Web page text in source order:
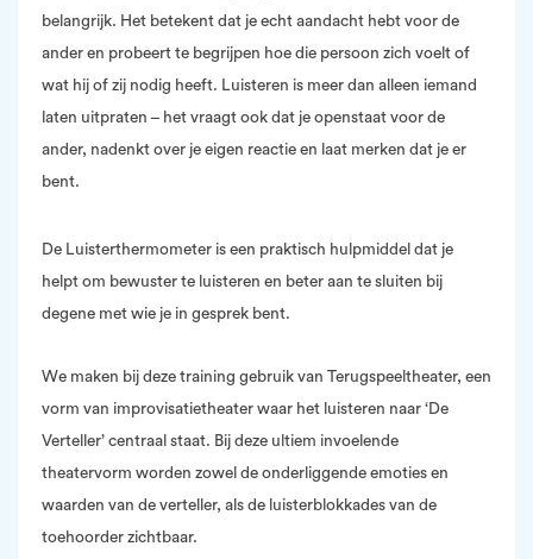
belangrijk. Het betekent dat je echt aandacht hebt voor de
ander en probeert te begrijpen hoe die persoon zich voelt of
wat hij of zij nodig heeft. Luisteren is meer dan alleen iemand
laten uitpraten – het vraagt ook dat je openstaat voor de
ander, nadenkt over je eigen reactie en laat merken dat je er
bent.
De Luisterthermometer is een praktisch hulpmiddel dat je
helpt om bewuster te luisteren en beter aan te sluiten bij
degene met wie je in gesprek bent.
We maken bij deze training gebruik van Terugspeeltheater, een
vorm van improvisatietheater waar het luisteren naar ‘De
Verteller’ centraal staat. Bij deze ultiem invoelende
theatervorm worden zowel de onderliggende emoties en
waarden van de verteller, als de luisterblokkades van de
toehoorder zichtbaar.